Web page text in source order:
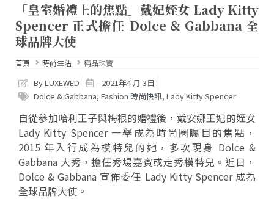
「皇室婚禮上的焦點」戴妃姪女 Lady Kitty
Spencer 正式擔任 Dolce & Gabbana 全
球品牌大使
首頁 時尚生活 精品珠寶
By LUXEWED
2021年4 月 3日
Dolce & Gabbana, Fashion 時尚快訊, Lady Kitty Spencer
自從參加哈利王子與梅根的婚禮後，戴安娜王妃的姪女
Lady Kitty Spencer 一舉成為時尚圈矚目的焦點，
2015 年入行成為模特兒的她，多次現身 Dolce &
Gabbana 大秀，擔任秀場嘉賓或走秀模特兒。近日，
Dolce & Gabbana 宣佈委任 Lady Kitty Spencer 成為
全球品牌大使。